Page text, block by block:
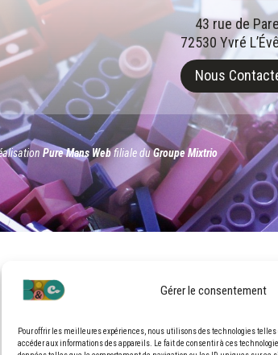
Gérer le consentement
Pour offrir les meilleures expériences, nous utilisons des technologies telles
accéder aux informations des appareils. Le fait de consentir à ces
43 rue de
72530 Yvré
Nous
Pure Mans Webfiliale duGroupe Mixtrio